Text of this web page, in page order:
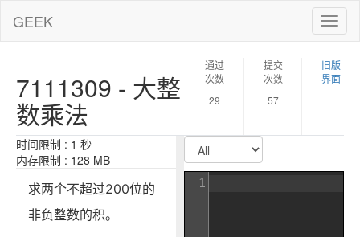
GEEK
7111309 - 大整
数乘法
通过
次数
29
提交
次数
57
旧版
界面
时间限制 : 1 秒
内存限制 : 128 MB
求两个不超过200位的
非负整数的积。
1